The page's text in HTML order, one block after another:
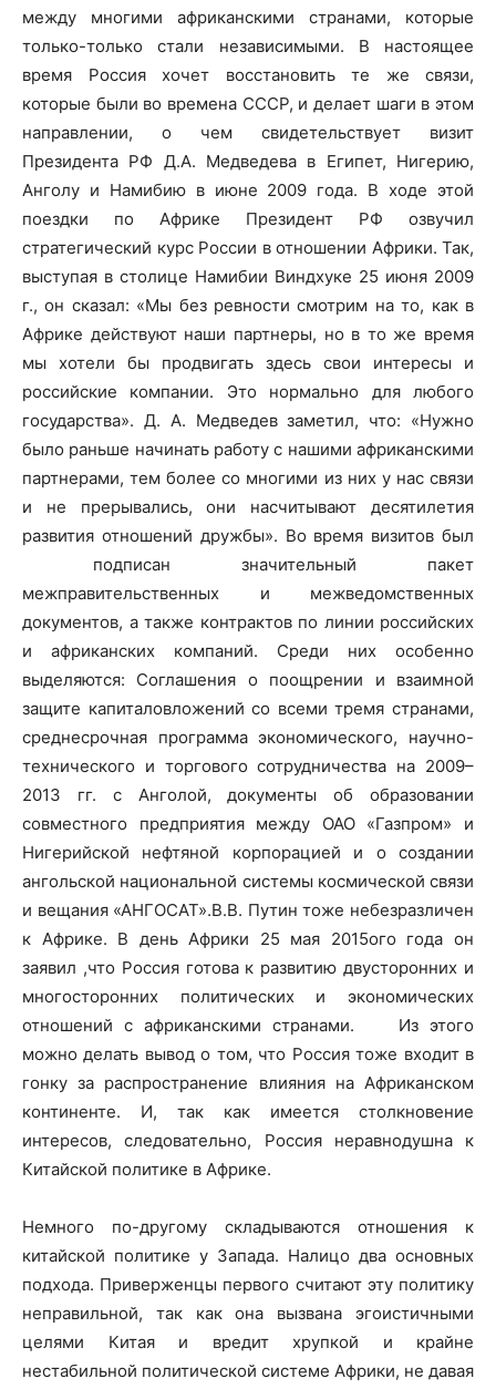
между многими африканскими странами, которые
только-только стали независимыми. В настоящее
время Россия хочет восстановить те же связи,
которые были во времена СССР, и делает шаги в этом
направлении, о чем свидетельствует визит
Президента РФ Д.А. Медведева в Египет, Нигерию,
Анголу и Намибию в июне 2009 года. В ходе этой
поездки по Африке Президент РФ озвучил
стратегический курс России в отношении Африки. Так,
выступая в столице Намибии Виндхуке 25 июня 2009
г., он сказал: «Мы без ревности смотрим на то, как в
Африке действуют наши партнеры, но в то же время
мы хотели бы продвигать здесь свои интересы и
российские компании. Это нормально для любого
государства». Д. А. Медведев заметил, что: «Нужно
было раньше начинать работу с нашими африканскими
партнерами, тем более со многими из них у нас связи
и не прерывались, они насчитывают десятилетия
развития отношений дружбы». Во время визитов был
подписан значительный пакет
межправительственных и межведомственных
документов, а также контрактов по линии российских
и африканских компаний. Среди них особенно
выделяются: Соглашения о поощрении и взаимной
защите капиталовложений со всеми тремя странами,
среднесрочная программа экономического, научно-
технического и торгового сотрудничества на 2009–
2013 гг. с Анголой, документы об образовании
совместного предприятия между ОАО «Газпром» и
Нигерийской нефтяной корпорацией и о создании
ангольской национальной системы космической связи
и вещания «АНГОСАТ».В.В. Путин тоже небезразличен
к Африке. В день Африки 25 мая 2015ого года он
заявил ,что Россия готова к развитию двусторонних и
многосторонних политических и экономических
отношений с африканскими странами. Из этого
можно делать вывод о том, что Россия тоже входит в
гонку за распространение влияния на Африканском
континенте. И, так как имеется столкновение
интересов, следовательно, Россия неравнодушна к
Китайской политике в Африке.
Немного по-другому складываются отношения к
китайской политике у Запада. Налицо два основных
подхода. Приверженцы первого считают эту политику
неправильной, так как она вызвана эгоистичными
целями Китая и вредит хрупкой и крайне
нестабильной политической системе Африки, не давая